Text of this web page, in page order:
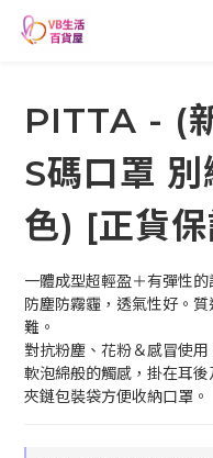
PITTA - (
S碼口罩
色) [正貨
一體成型超輕盈＋有彈性
防塵防霧霾，透氣性好。
難。
對抗粉塵、花粉＆感冒使
軟泡綿般的觸感，掛在耳後
夾鏈包裝袋方便收納口罩。